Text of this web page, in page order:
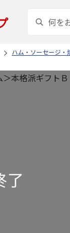
ハム・ソーセージ・